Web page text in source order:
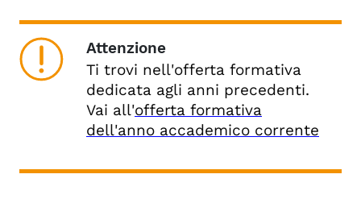
corsi di perfezionamento
Attenzione
Ti trovi nell'offerta formativa
dedicata agli anni precedenti.
Vai all'offerta formativa
dell'anno accademico corrente